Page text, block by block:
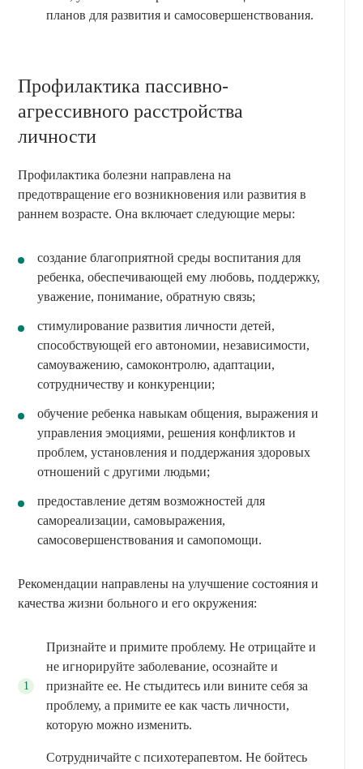
планов для развития и самосовершенствования.
Профилактика пассивно-
агрессивного расстройства
личности
Профилактика болезни направлена на
предотвращение его возникновения или развития в
раннем возрасте. Она включает следующие меры:
создание благоприятной среды воспитания для
ребенка, обеспечивающей ему любовь, поддержку,
уважение, понимание, обратную связь;
стимулирование развития личности детей,
способствующей его автономии, независимости,
самоуважению, самоконтролю, адаптации,
сотрудничеству и конкуренции;
обучение ребенка навыкам общения, выражения и
управления эмоциями, решения конфликтов и
проблем, установления и поддержания здоровых
отношений с другими людьми;
предоставление детям возможностей для
самореализации, самовыражения,
самосовершенствования и самопомощи.
Рекомендации направлены на улучшение состояния и
качества жизни больного и его окружения:
Признайте и примите проблему. Не отрицайте и
не игнорируйте заболевание, осознайте и
признайте ее. Не стыдитесь или вините себя за
проблему, а примите ее как часть личности,
которую можно изменить.
Сотрудничайте с психотерапевтом. Не бойтесь